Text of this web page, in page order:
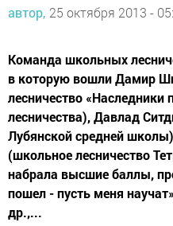
автор, 25 октября 2013 -
Команда школьных
в которую вошли Дамир
лесничество «Наследники
лесничества), Давлад
Лубянской средней
(школьное лесничество
набрала высшие баллы,
пошел - пусть меня
др.,...